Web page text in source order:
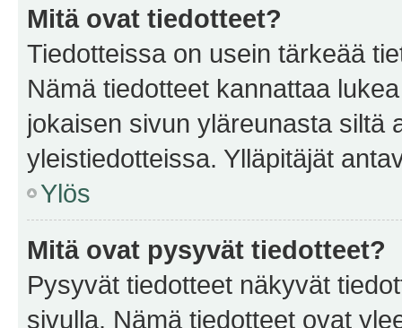
Mitä ovat tiedotteet?
Tiedotteissa on usein tärkeää
Nämä tiedotteet kannattaa
jokaisen sivun yläreunasta siltä
yleistiedotteissa. Ylläpitäjät
Ylös
Mitä ovat pysyvät tiedotteet?
Pysyvät tiedotteet näkyvät
sivulla. Nämä tiedotteet ovat